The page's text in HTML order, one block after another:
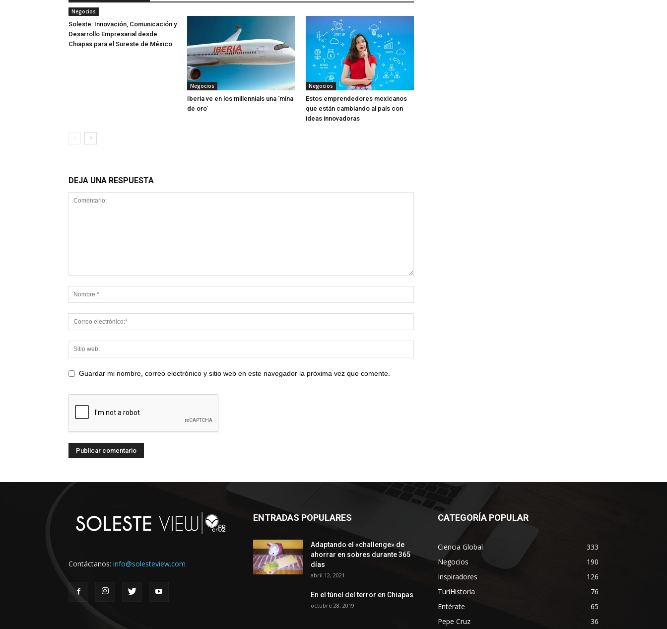
Negocios
Soleste: Innovación, Comunicación y
Desarrollo Empresarial desde
Chiapas para el Sureste de México
Negocios
Iberia ve en los millennials una ‘mina
de oro’
Negocios
Estos emprendedores mexicanos
que están cambiando al país con
ideas innovadoras
DEJA UNA RESPUESTA
Guardar mi nombre, correo electrónico y sitio web en este navegador la próxima vez que comente.
Contáctanos: info@solesteview.com
ENTRADAS POPULARES
Adaptando el «challenge» de
ahorrar en sobres durante 365
días
abril 12, 2021
En el túnel del terror en Chiapas
octubre 28, 2019
CATEGORÍA POPULAR
Ciencia Global
333
Negocios
190
Inspiradores
126
TuriHistoria
76
Entérate
65
Pepe Cruz
36